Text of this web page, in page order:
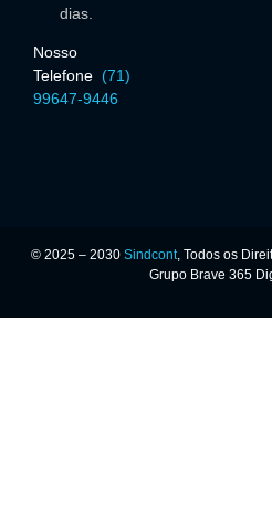
dias.
Nosso
Telefone (71)
99647-9446
© 2025 – 2030 Sindcont, Todos os
Grupo Brave 365